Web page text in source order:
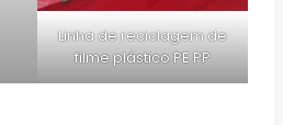
Linha de reciclagem de
filme plástico PE PP